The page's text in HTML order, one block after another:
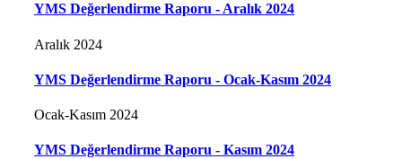
YMS Değerlendirme Raporu - Aralık 2024
Aralık 2024
YMS Değerlendirme Raporu - Ocak-Kasım 2024
Ocak-Kasım 2024
YMS Değerlendirme Raporu - Kasım 2024